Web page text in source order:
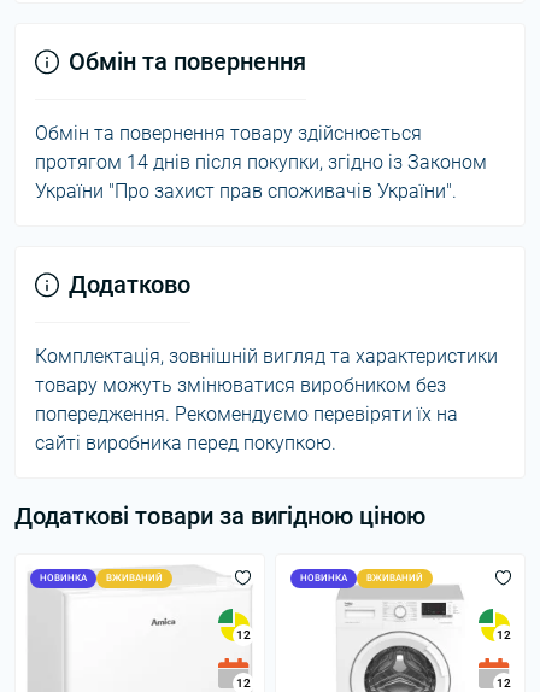
Обмін та повернення
Обмін та повернення товару здійснюється
протягом 14 днів після покупки, згідно із Законом
України "Про захист прав споживачів України".
Додатково
Комплектація, зовнішній вигляд та характеристики
товару можуть змінюватися виробником без
попередження. Рекомендуємо перевіряти їх на
сайті виробника перед покупкою.
Додаткові товари за вигідною ціною
НОВИНКА ВЖИВАНИЙ
12
12
НОВИНКА ВЖИВАНИЙ
12
12